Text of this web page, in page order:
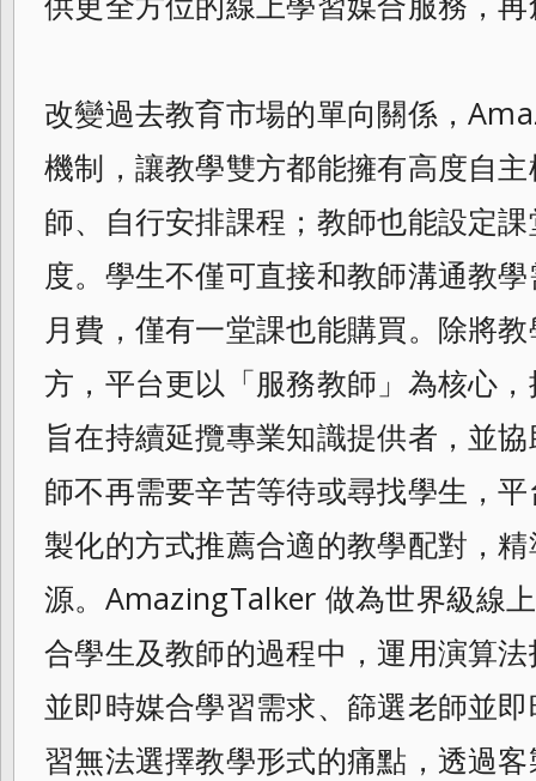
改變過去教育市場的單向關係，
機制，讓教學雙方都能擁有高度自
師、自行安排課程；教師也能設定
度。學生不僅可直接和教師溝通教
月費，僅有一堂課也能購買。除將
方，平台更以「服務教師」為核心
旨在持續延攬專業知識提供者，並
師不再需要辛苦等待或尋找學生，
製化的方式推薦合適的教學配對，
源。AmazingTalker 做為世界級線
合學生及教師的過程中，運用演算
並即時媒合學習需求、篩選老師並
習無法選擇教學形式的痛點，透過